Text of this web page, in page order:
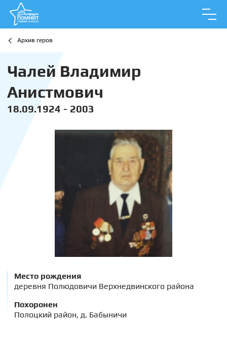
Архив геров
Чалей Владимир
Анистмович
18.09.1924 - 2003
Место рождения
деревня Полюдовичи Верхнедвинского района
Похоронен
Полоцкий район, д. Бабыничи